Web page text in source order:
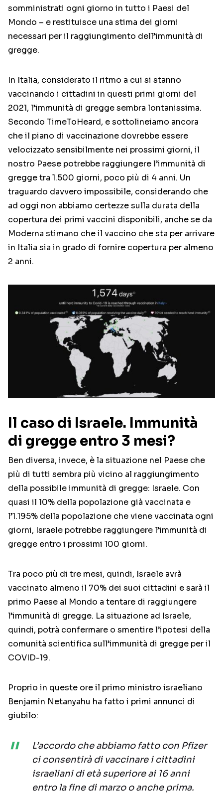
somministrati ogni giorno in tutto i Paesi del
Mondo – e restituisce una stima dei giorni
necessari per il raggiungimento dell’immunità di
gregge.
In Italia, considerato il ritmo a cui si stanno
vaccinando i cittadini in questi primi giorni del
2021, l’immunità di gregge sembra lontanissima.
Secondo TimeToHeard, e sottolineiamo ancora
che il piano di vaccinazione dovrebbe essere
velocizzato sensibilmente nei prossimi giorni, il
nostro Paese potrebbe raggiungere l’immunità di
gregge tra 1.500 giorni, poco più di 4 anni. Un
traguardo davvero impossibile, considerando che
ad oggi non abbiamo certezze sulla durata della
copertura dei primi vaccini disponibili, anche se da
Moderna stimano che il vaccino che sta per arrivare
in Italia sia in grado di fornire copertura per almeno
2 anni.
Il caso di Israele. Immunità
di gregge entro 3 mesi?
Ben diversa, invece, è la situazione nel Paese che
più di tutti sembra più vicino al raggiungimento
della possibile immunità di gregge: Israele. Con
quasi il 10% della popolazione già vaccinata e
l’1.195% della popolazione che viene vaccinata ogni
giorni, Israele potrebbe raggiungere l’immunità di
gregge entro i prossimi 100 giorni.
Tra poco più di tre mesi, quindi, Israele avrà
vaccinato almeno il 70% dei suoi cittadini e sarà il
primo Paese al Mondo a tentare di raggiungere
l’immunità di gregge. La situazione ad Israele,
quindi, potrà confermare o smentire l’ipotesi della
comunità scientifica sull’immunità di gregge per il
COVID-19.
Proprio in queste ore il primo ministro israeliano
Benjamin Netanyahu ha fatto i primi annunci di
giubilo:
L’accordo che abbiamo fatto con Pfizer
ci consentirà di vaccinare i cittadini
israeliani di età superiore ai 16 anni
entro la fine di marzo o anche prima.